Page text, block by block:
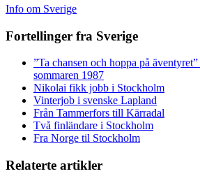
Info om Sverige
Fortellinger fra Sverige
”Ta chansen och hoppa på
sommaren 1987
Nikolai fikk jobb i Stockholm
Vinterjob i svenske Lapland
Från Tammerfors till Kärradal
Två finländare i Stockholm
Fra Norge til Stockholm
Relaterte artikler